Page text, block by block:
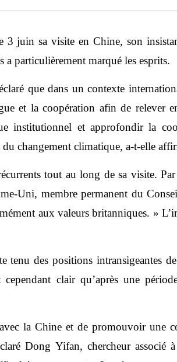
juin sa visite en Chine, son
a particulièrement marqué les esprits.
que dans un contexte
et la coopération afin de relever
institutionnel et approfondir la
changement climatique, a-t-elle
tout au long de sa visite.
Uni, membre permanent du
aux valeurs britanniques. »
des positions intransigeantes
clair qu’après une
la Chine et de promouvoir une
Dong Yifan, chercheur associé à